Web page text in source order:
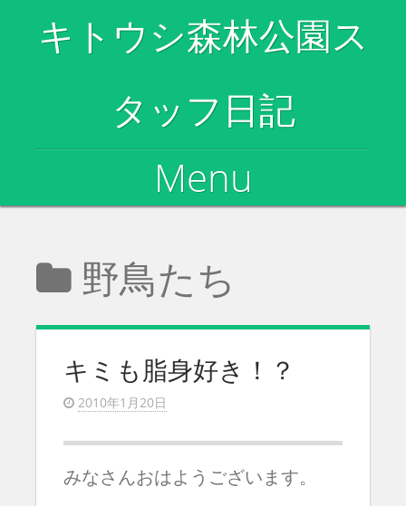
キトウシ森林公園ス
タッフ日記
Menu
野鳥たち
キミも脂身好き！？
2010年1月20日
みなさんおはようございます。